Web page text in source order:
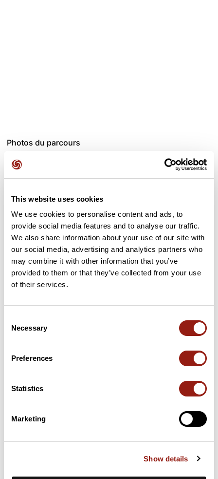
This website uses cookies
We use cookies to personalise content and ads, to
provide social media features and to analyse our traffic.
We also share information about your use of our site with
our social media, advertising and analytics partners who
may combine it with other information that you’ve
provided to them or that they’ve collected from your use
of their services.
Selection
Necessary
Preferences
Statistics
Marketing
Show details
Photos du parcours
Avis des utilisateurs
Résumé
Découvrez ce parcours de vélo de 103,8 km à proximité de
présente une ascension cumulée de plus de 770m. Prévoyez
environ 4 heures et 37 minutes pour réaliser ce parcours.
Date de création du parcours: 3 juillet 2025 à 05:40:23.
Dernière modification de la fiche parcours: 19 août 2025 à 07:04:27.